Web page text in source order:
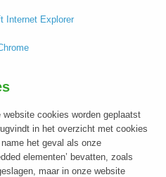
Internet Explorer
cookies worden geplaatst
in het overzicht met cookies
het geval als onze
elementen’ bevatten, zoals
maar in onze website